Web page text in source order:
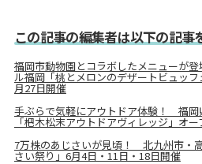
この記事の編集者は以下の記事
福岡市動物園とコラボしたメニューが
ル福岡「桃とメロンのデザートビュッ
月27日開催
手ぶらで気軽にアウトドア体験！ 福岡
「杷木松末アウトドアヴィレッジ」オー
7万株のあじさいが見頃！ 北九州市・
さい祭り」6月4日・11日・18日開催